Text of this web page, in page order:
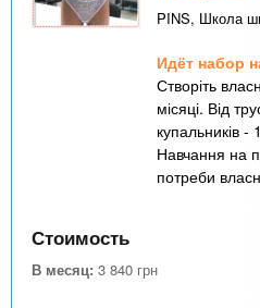
PINS, Школа
Идёт набор
Створіть
місяці. Від
купальників
Навчання на
потреби
Стоимость
В месяц: 3 840 грн